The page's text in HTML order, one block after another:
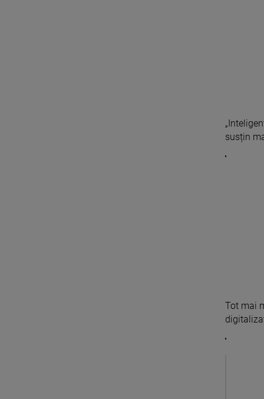
susțin
Tot mai